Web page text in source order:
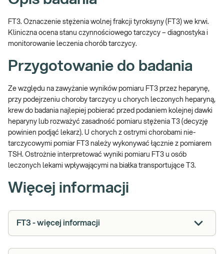
FT3. Oznaczenie stężenia wolnej frakcji tyroksyny (FT3) we krwi.
Kliniczna ocena stanu czynnościowego tarczycy – diagnostyka i
monitorowanie leczenia chorób tarczycy.
Przygotowanie do badania
Ze względu na zawyżanie wyników pomiaru FT3 przez heparynę,
przy podejrzeniu choroby tarczycy u chorych leczonych heparyną,
krew do badania najlepiej pobierać przed podaniem kolejnej dawki
heparyny lub rozważyć zasadność pomiaru stężenia T3 (decyzję
powinien podjąć lekarz). U chorych z ostrymi chorobami nie-
tarczycowymi pomiar FT3 należy wykonywać łącznie z pomiarem
TSH. Ostrożnie interpretować wyniki pomiaru FT3 u osób
leczonych lekami wpływającymi na białka transportujące T3.
Więcej informacji
FT3 - więcej informacji